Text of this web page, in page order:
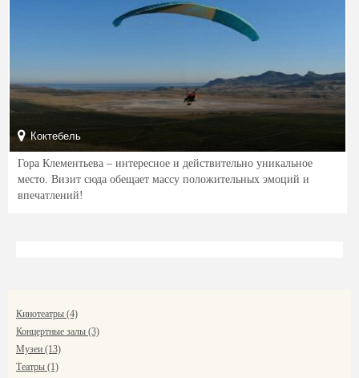
Коктебель
Гора Клементьева – интересное и действительно уникальное
место. Визит сюда обещает массу положительных эмоций и
впечатлений!
Кинотеатры (4)
Концертные залы (3)
Музеи (13)
Театры (1)